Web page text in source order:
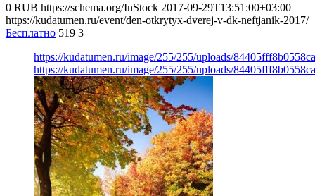
0 RUB https://schema.org/InStock 2017-09-29T13:51:00+03:00
https://kudatumen.ru/event/den-otkrytyx-dverej-v-dk-neftjanik-2017/
Бесплатно 519 3
https://kudatumen.ru/image/255/255/uploads/
https://kudatumen.ru/image/255/255/uploads/